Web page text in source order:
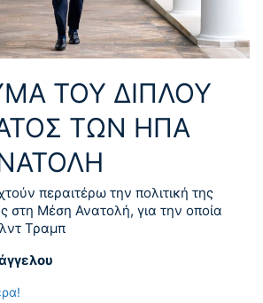
ΤΟΥ ΔΙΠΛΟΥ
ΤΩΝ ΗΠΑ
περαιτέρω την πολιτική της
στη Μέση Ανατολή, για την οποία
Τραμπ